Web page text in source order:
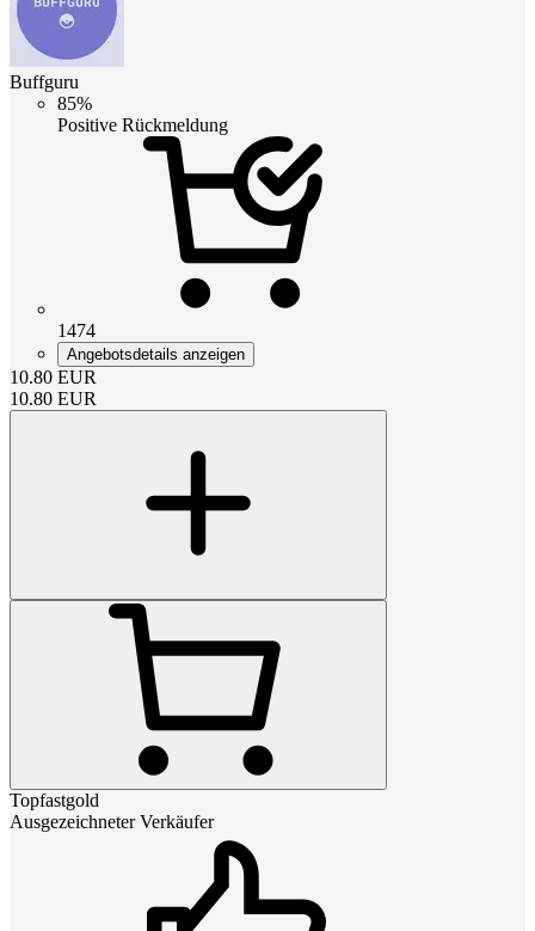
Buffguru
85%
Positive Rückmeldung
1474
Angebotsdetails anzeigen
10.80 EUR
10.80 EUR
Topfastgold
Ausgezeichneter Verkäufer